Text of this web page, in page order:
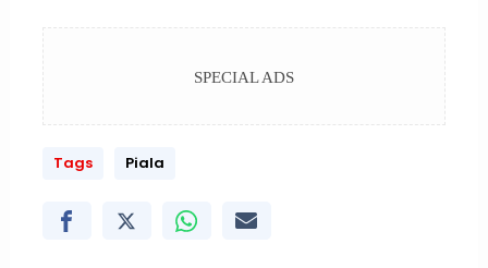
SPECIAL ADS
Tags Piala